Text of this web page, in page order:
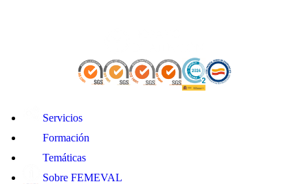
Servicios
Formación
Temáticas
Sobre FEMEVAL